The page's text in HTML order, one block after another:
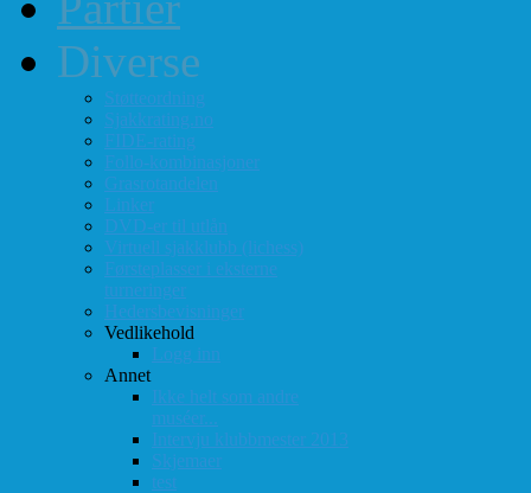
Diverse
Støtteordning
Sjakkrating.no
FIDE-rating
Follo-kombinasjoner
Grasrotandelen
Linker
DVD-er til utlån
Virtuell sjakklubb (lichess)
Førsteplasser i eksterne
turneringer
Hedersbevisninger
Vedlikehold
Logg inn
Annet
Ikke helt som andre
muséer...
Intervju klubbmester 2013
Skjemaer
test